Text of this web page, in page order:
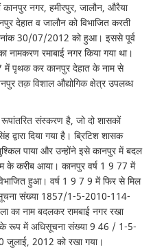
कानपुर नगर, हमीरपुर, जालौन, औरैया
देहात व जालौन को विभाजित करती
30/07/2012 को हुआ। इससे पूर्व
रमाबाई नगर किया गया था।
पृथक कर कानपुर देहात के नाम से
तक़ विशाल औद्योगिक क्षेत्र उपलब्ध
संस्करण है, जो दो शासकों
दिया गया है। ब्रिटिश शासक
पाया और उन्होंने इसे कानपुर में बदल
के करीब आया। कानपुर वर्ष 1 9 77 में
हुआ। वर्ष 1 9 7 9 में फिर से मिल
संख्या 1857/1-5-2010-114-
नाम बदलकर रामबाई नगर रखा
के रूप में अधिसूचना संख्या 9 46 / 1-5-
2012 को रखा गया।